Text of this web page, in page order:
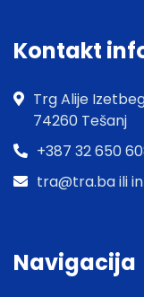
Kontakt
Trg Alije
74260 Tešanj
+387 32 650
tra@tra.ba ili
Navigacija